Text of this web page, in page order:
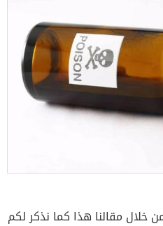
خلال مقالنا هذا كما نذكر لكم